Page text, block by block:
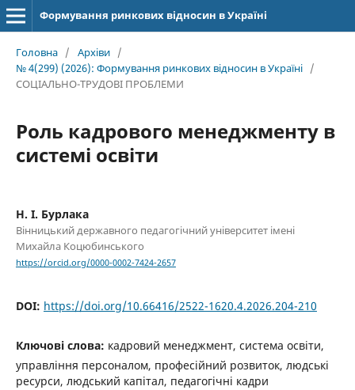
Формування ринкових відносин в Україні
Головна / Архіви /
№ 4(299) (2026): Формування ринкових відносин в Україні /
СОЦІАЛЬНО-ТРУДОВІ ПРОБЛЕМИ
Роль кадрового менеджменту в
системі освіти
Н. І. Бурлака
Вінницький державного педагогічний університет імені
Михайла Коцюбинського
https://orcid.org/0000-0002-7424-2657
DOI: https://doi.org/10.66416/2522-1620.4.2026.204-210
Ключові слова: кадровий менеджмент, система освіти,
управління персоналом, професійний розвиток, людські
ресурси, людський капітал, педагогічні кадри